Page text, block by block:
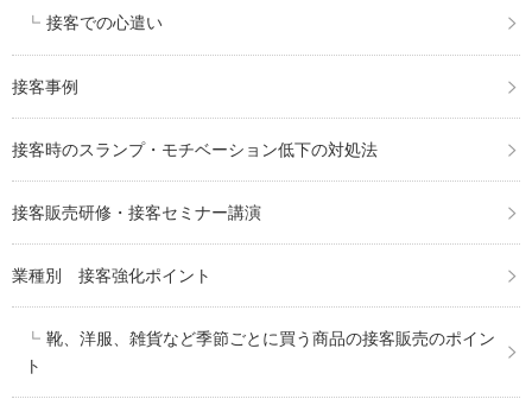
接客での心遣い
接客事例
接客時のスランプ・モチベーション低下の対処法
接客販売研修・接客セミナー講演
業種別 接客強化ポイント
靴、洋服、雑貨など季節ごとに買う商品の接客販売のポイン
ト